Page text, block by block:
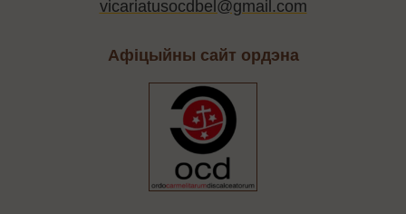
Афіцыйны сайт ордэна
vicariatusocdbel@gmail.com